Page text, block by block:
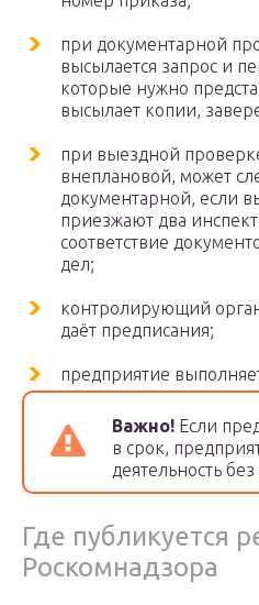
при документарной
высылается запрос и
которые нужно
высылает копии,
при выездной
внеплановой, может
документарной, если
приезжают два
соответствие
дел;
контролирующий
даёт предписания;
предприятие
Важно! Если
в срок,
деятельность
Где публикуется
Роскомнадзора